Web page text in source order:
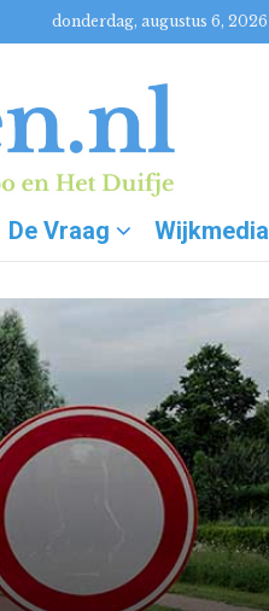
donderdag, augustus 6, 2026
De Vraag Wijkmedia